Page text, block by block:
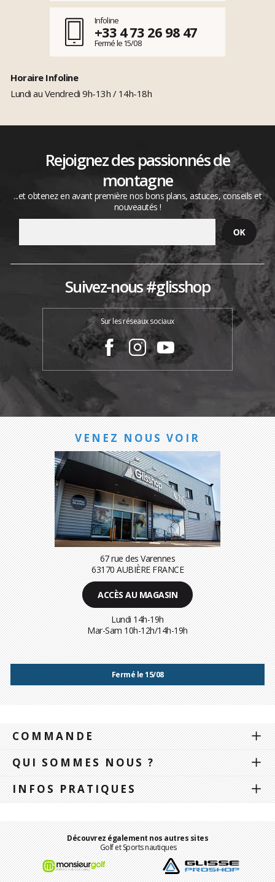
Infoline
+33 4 73 26 98 47
Fermé le 15/08
Horaire Infoline
Lundi au Vendredi 9h-13h / 14h-18h
Rejoignez des passionnés de
montagne
...et obtenez en avant première nos bons plans, astuces, conseils et
nouveautés !
Suivez-nous #glisshop
Sur les réseaux sociaux
VENEZ NOUS VOIR
67 rue des Varennes
63170 AUBIÈRE FRANCE
ACCÈS AU MAGASIN
Lundi 14h-19h
Mar-Sam 10h-12h/14h-19h
Fermé le 15/08
COMMANDE
QUI SOMMES NOUS ?
INFOS PRATIQUES
Découvrez également nos autres sites
Golf et Sports nautiques